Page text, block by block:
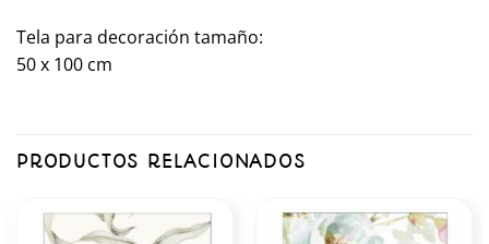
Tela para decoración tamaño:
50 x 100 cm
PRODUCTOS RELACIONADOS